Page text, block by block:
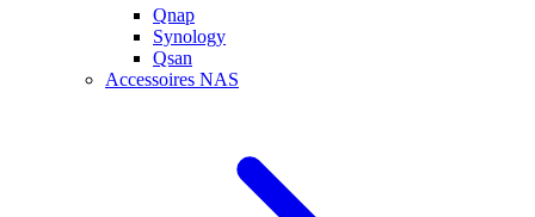
Qnap
Synology
Qsan
Accessoires NAS